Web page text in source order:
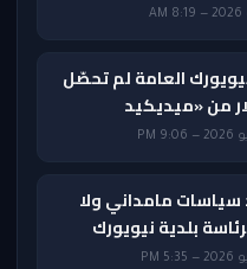
العامة لم تحصّل
سياسات مامداني ولا
بلدية نيويورك